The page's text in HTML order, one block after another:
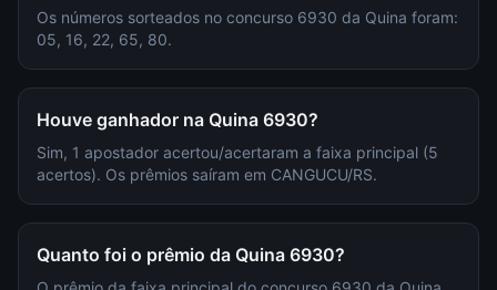
Os números sorteados no concurso 6930 da Quina foram:
05, 16, 22, 65, 80.
Houve ganhador na Quina 6930?
Sim, 1 apostador acertou/acertaram a faixa principal (5
acertos). Os prêmios saíram em CANGUCU/RS.
Quanto foi o prêmio da Quina 6930?